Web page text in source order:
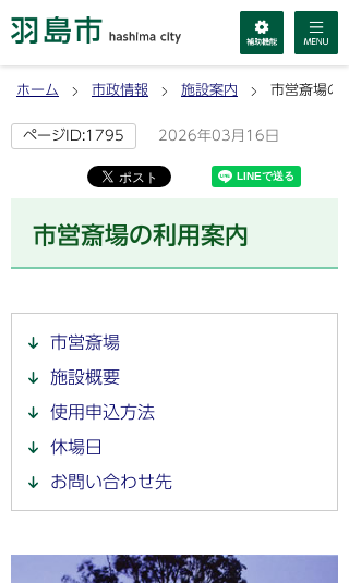
ホーム 市政情報 施設案内 市営斎場の
ページID:1795 2026年03月16日
市営斎場の利用案内
市営斎場
施設概要
使用申込方法
休場日
お問い合わせ先